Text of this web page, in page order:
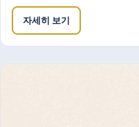
자세히 보기